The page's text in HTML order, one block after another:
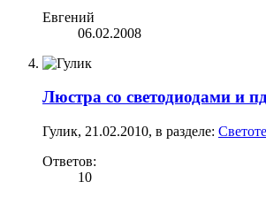
Евгений
06.02.2008
Люстра со светодиодами и
Гулик, 21.02.2010, в разделе:
Ответов:
10